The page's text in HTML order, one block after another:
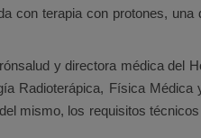
con terapia con protones,
y directora médica del
Radioterápica, Física
mismo, los requisitos